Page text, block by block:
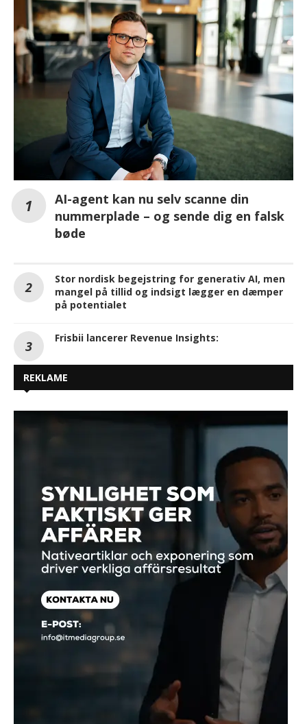
AI-agent kan nu selv scanne din
nummerplade – og sende dig en falsk
bøde
Stor nordisk begejstring for generativ AI, men
mangel på tillid og indsigt lægger en dæmper
på potentialet
Frisbii lancerer Revenue Insights:
REKLAME